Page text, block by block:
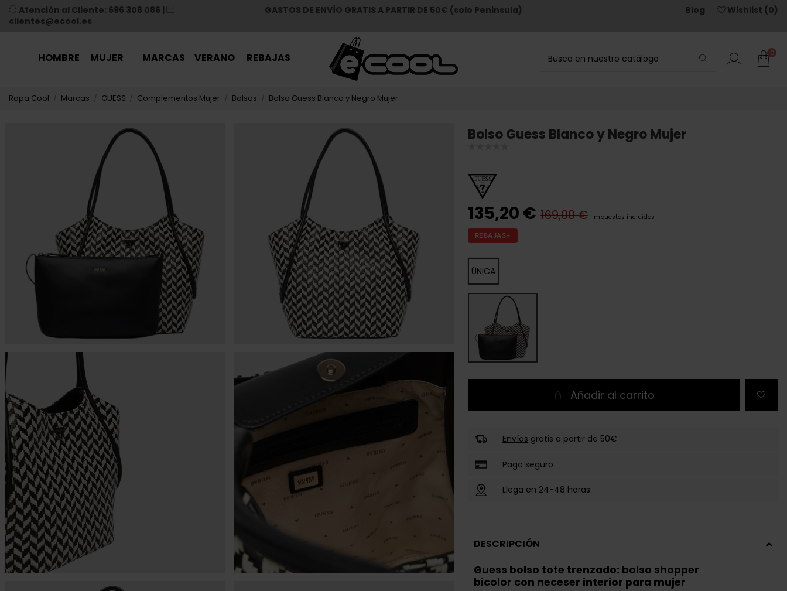
Atención al Cliente: 696 308 086 |
clientes@ecool.es
GASTOS DE ENVÍO GRATIS A PARTIR DE 50€ (solo Peninsula) Blog Wishlist (0)
HOMBRE MUJER MARCAS VERANO REBAJAS 0
Ropa Cool Marcas GUESS Complementos Mujer Bolsos Bolso Guess Blanco y Negro Mujer
Bolso Guess Blanco y Negro Mujer
135,20 € 169,00 € Impuestos incluidos
REBAJAS+
ÚNICA
Añadir al carrito
Envíos gratis a partir de 50€
Pago seguro
Llega en 24-48 horas
DESCRIPCIÓN
Guess bolso tote trenzado: bolso shopper
bicolor con neceser interior para mujer